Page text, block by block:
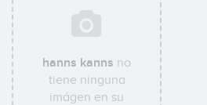
hanns kanns no
tiene ninguna
imágen en su